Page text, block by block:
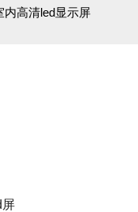
内高清led显示屏
屏